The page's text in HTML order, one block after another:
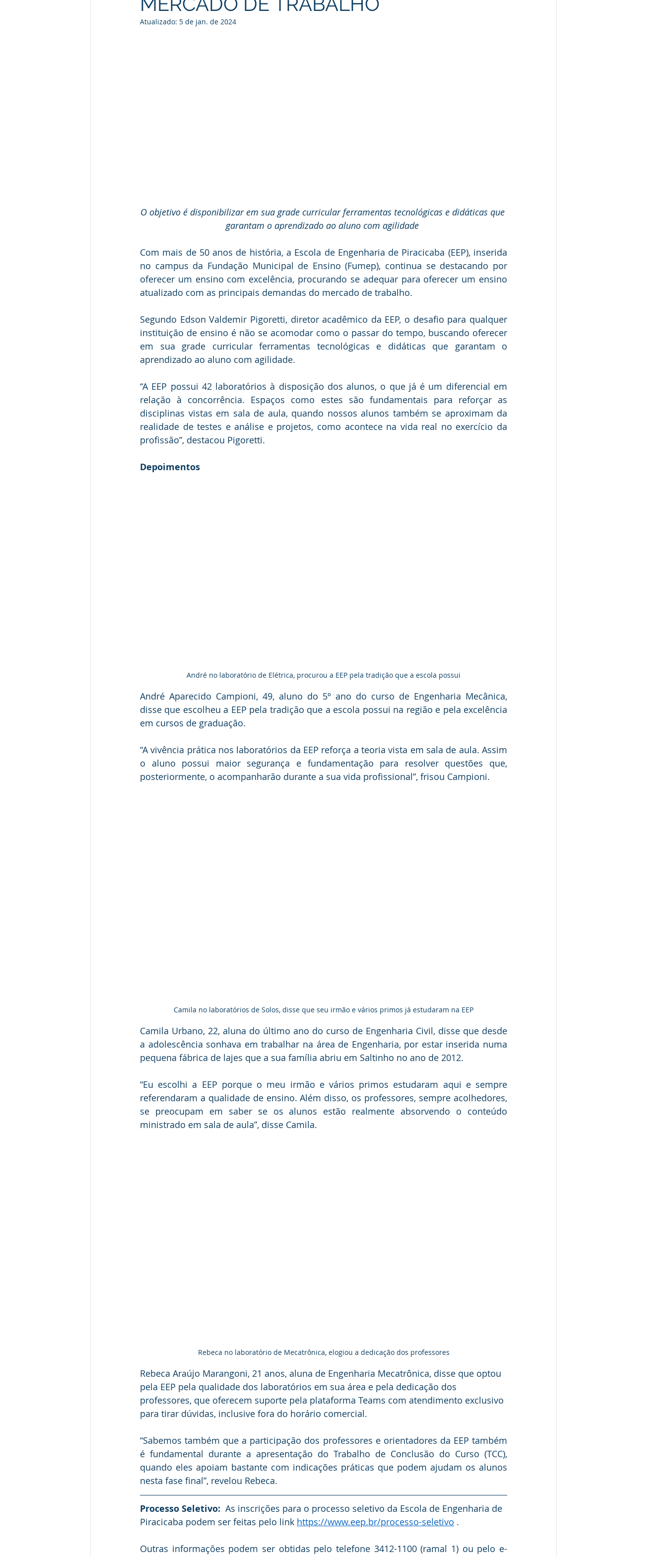
Atualizado: 5 de jan. de 2024
O objetivo é disponibilizar em sua grade curricular ferramentas tecnológicas e didáticas que
garantam o aprendizado ao aluno com agilidade
Com mais de 50 anos de história, a Escola de Engenharia de Piracicaba (EEP), inserida
no campus da Fundação Municipal de Ensino (Fumep), continua se destacando por
oferecer um ensino com excelência, procurando se adequar para oferecer um ensino
atualizado com as principais demandas do mercado de trabalho.
Segundo Edson Valdemir Pigoretti, diretor acadêmico da EEP, o desafio para qualquer
instituição de ensino é não se acomodar como o passar do tempo, buscando oferecer
em sua grade curricular ferramentas tecnológicas e didáticas que garantam o
aprendizado ao aluno com agilidade.
“A EEP possui 42 laboratórios à disposição dos alunos, o que já é um diferencial em
relação à concorrência. Espaços como estes são fundamentais para reforçar as
disciplinas vistas em sala de aula, quando nossos alunos também se aproximam da
realidade de testes e análise e projetos, como acontece na vida real no exercício da
profissão”, destacou Pigoretti.
Depoimentos
André no laboratório de Elétrica, procurou a EEP pela tradição que a escola possui
André Aparecido Campioni, 49, aluno do 5º ano do curso de Engenharia Mecânica,
disse que escolheu a EEP pela tradição que a escola possui na região e pela excelência
em cursos de graduação.
“A vivência prática nos laboratórios da EEP reforça a teoria vista em sala de aula. Assim
o aluno possui maior segurança e fundamentação para resolver questões que,
posteriormente, o acompanharão durante a sua vida profissional”, frisou Campioni.
Camila no laboratórios de Solos, disse que seu irmão e vários primos já estudaram na EEP
Camila Urbano, 22, aluna do último ano do curso de Engenharia Civil, disse que desde
a adolescência sonhava em trabalhar na área de Engenharia, por estar inserida numa
pequena fábrica de lajes que a sua família abriu em Saltinho no ano de 2012.
“Eu escolhi a EEP porque o meu irmão e vários primos estudaram aqui e sempre
referendaram a qualidade de ensino. Além disso, os professores, sempre acolhedores,
se preocupam em saber se os alunos estão realmente absorvendo o conteúdo
ministrado em sala de aula”, disse Camila.
Rebeca no laboratório de Mecatrônica, elogiou a dedicação dos professores
Rebeca Araújo Marangoni, 21 anos, aluna de Engenharia Mecatrônica, disse que optou
pela EEP pela qualidade dos laboratórios em sua área e pela dedicação dos
professores, que oferecem suporte pela plataforma Teams com atendimento exclusivo
para tirar dúvidas, inclusive fora do horário comercial.
“Sabemos também que a participação dos professores e orientadores da EEP também
é fundamental durante a apresentação do Trabalho de Conclusão do Curso (TCC),
quando eles apoiam bastante com indicações práticas que podem ajudam os alunos
nesta fase final”, revelou Rebeca.
Processo Seletivo:
  As inscrições para o processo seletivo da Escola de Engenharia de
Piracicaba podem ser feitas pelo link https://www.eep.br/processo-seletivo .
Outras informações podem ser obtidas pelo telefone 3412-1100 (ramal 1) ou pelo e-